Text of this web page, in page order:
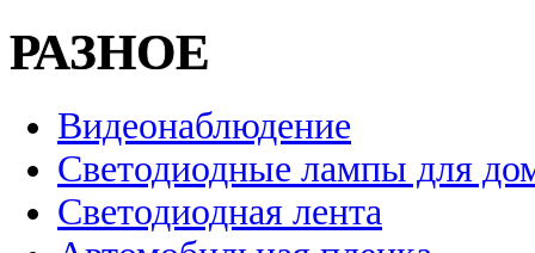
РАЗНОЕ
Видеонаблюдение
Светодиодные лампы для
Светодиодная лента